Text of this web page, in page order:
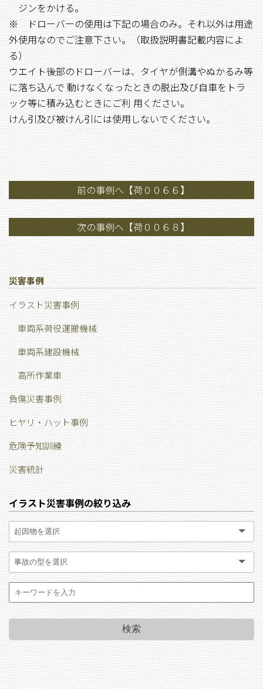
ジンをかける。
※ ドローバーの使用は下記の場合のみ。それ以外は用途
外使用なのでご注意下さい。（取扱説明書記載内容によ
る）
ウエイト後部のドローバーは、タイヤが側溝やぬかるみ等
に落ち込んで 動けなくなったときの脱出及び自車をトラ
ック等に積み込むときにご利 用ください。
けん引及び被けん引には使用しないでください。
前の事例へ【荷００６６】
次の事例へ【荷００６８】
災害事例
イラスト災害事例
車両系荷役運搬機械
車両系建設機械
高所作業車
負傷災害事例
ヒヤリ・ハット事例
危険予知訓練
災害統計
イラスト災害事例の絞り込み